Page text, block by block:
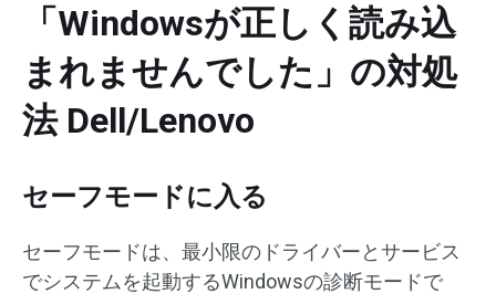
「Windowsが正しく読み込
まれませんでした」の対処
法 Dell/Lenovo
セーフモードに入る
セーフモードは、最小限のドライバーとサービス
でシステムを起動するWindowsの診断モードで